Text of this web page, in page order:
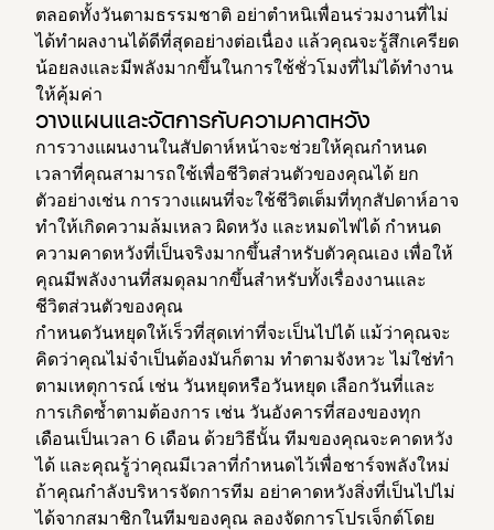
ตลอดทั้งวันตามธรรมชาติ ⁠อย่าตำหนิเพื่อนร่วมงานที่ไม่
ได้ทำผลงานได้ดีที่สุดอย่างต่อเนื่อง แล้วคุณจะรู้สึกเครียด
น้อยลงและมีพลังมากขึ้นในการใช้ชั่วโมงที่ไม่ได้ทำงาน
ให้คุ้มค่า
วางแผนและจัดการกับความคาดหวัง
การวางแผนงานในสัปดาห์หน้าจะช่วยให้คุณกำหนด
เวลาที่คุณสามารถใช้เพื่อชีวิตส่วนตัวของคุณได้ ยก
ตัวอย่างเช่น การวางแผนที่จะใช้ชีวิตเต็มที่ทุกสัปดาห์อาจ
ทำให้เกิดความล้มเหลว ผิดหวัง และหมดไฟได้ กำหนด
ความคาดหวังที่เป็นจริงมากขึ้นสำหรับตัวคุณเอง เพื่อให้
คุณมีพลังงานที่สมดุลมากขึ้นสำหรับทั้งเรื่องงานและ
ชีวิตส่วนตัวของคุณ
กำหนดวันหยุดให้เร็วที่สุดเท่าที่จะเป็นไปได้ แม้ว่าคุณจะ
คิดว่าคุณไม่จำเป็นต้องมันก็ตาม ทำตามจังหวะ ไม่ใช่ทำ
ตามเหตุการณ์ เช่น วันหยุดหรือวันหยุด เลือกวันที่และ
การเกิดซ้ำตามต้องการ เช่น วันอังคารที่สองของทุก
เดือนเป็นเวลา 6 เดือน ด้วยวิธีนั้น ทีมของคุณจะคาดหวัง
ได้ และคุณรู้ว่าคุณมีเวลาที่กำหนดไว้เพื่อชาร์จพลังใหม่
ถ้าคุณกำลังบริหารจัดการทีม อย่าคาดหวังสิ่งที่เป็นไปไม่
ได้จากสมาชิกในทีมของคุณ ลองจัดการโปรเจ็กต์โดย